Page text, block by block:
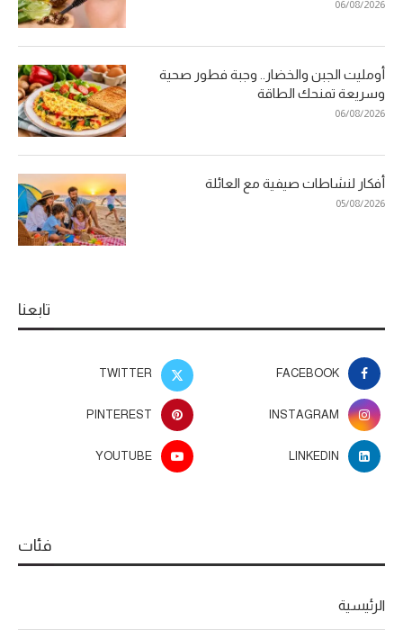
06/08/2026
أومليت الجبن والخضار.. وجبة فطور صحية
وسريعة تمنحك الطاقة
06/08/2026
أفكار لنشاطات صيفية مع العائلة
05/08/2026
تابعنا
FACEBOOK
TWITTER
INSTAGRAM
PINTEREST
LINKEDIN
YOUTUBE
فئات
الرئيسية